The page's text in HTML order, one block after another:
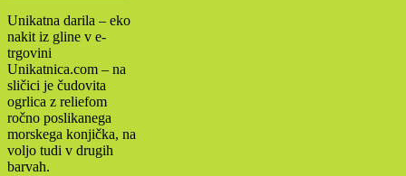
Unikatna darila – eko
nakit iz gline v e-
trgovini
Unikatnica.com – na
sličici je čudovita
ogrlica z reliefom
ročno poslikanega
morskega konjička, na
voljo tudi v drugih
barvah.